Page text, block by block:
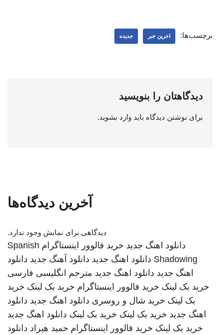
برچسب‌ها: اخرین خبر جدیده
دیدگاهتان را بنویسید
برای نوشتن دیدگاه باید وارد بشوید.
آخرین دیدگاه‌ها
دیدگاهی برای نمایش وجود ندارد.
دانلود اهنگ جدید خرید فالوور اینستاگرام Spanish
Shadowing دانلود اهنگ جدید دانلود آهنگ جدید دانلود
اهنگ جدید دانلود اهنگ جدید مترجم انگلیسی فارسی
خرید بک لینک خرید فالوور اینستاگرام خرید بک لینک خرید
بک لینک خرید شال و روسری دانلود اهنگ جدید دانلود
اهنگ جدید خرید بک لینک خرید بک لینک دانلود اهنگ جدید
خرید بک لینک خرید فالوور اینستاگرام حمید هیراد دانلود